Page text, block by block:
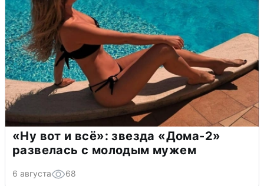
«Ну вот и всё»: звезда «Дома-2»
развелась с молодым мужем
6 августа 68